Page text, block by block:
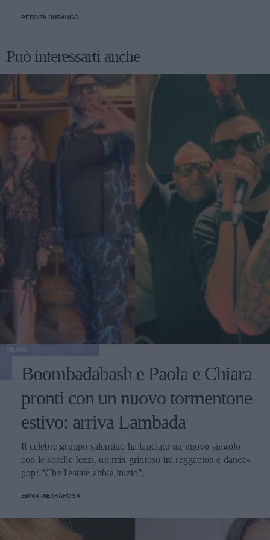
PERDITA DURANGO
Può interessarti anche
Boombadabash e Paola e Chiara
pronti con un nuovo tormentone
estivo: arriva Lambada
Il celebre gruppo salentino ha lanciato un nuovo singolo
con le sorelle Iezzi, un mix grintoso tra reggaeton e dance-
pop: "Che l'estate abbia inizio".
EMMA PIETRAROSA